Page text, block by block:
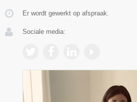
Er wordt gewerkt op afspraak.
Sociale media: